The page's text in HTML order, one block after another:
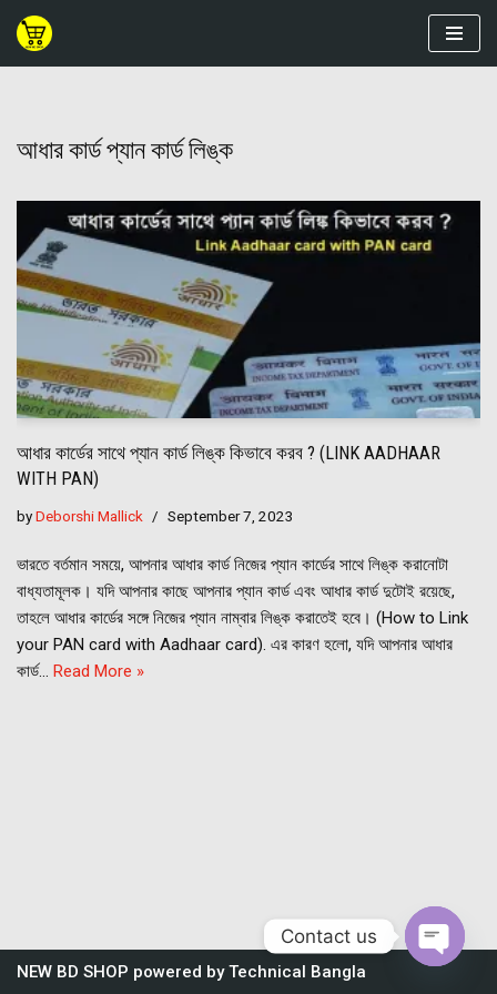
আধার কার্ড প্যান কার্ড লিঙ্ক
আধার কার্ডের সাথে প্যান কার্ড লিঙ্ক কিভাবে করব ? (LINK AADHAAR
WITH PAN)
byDeborshi Mallick September 7, 2023
ভারতে বর্তমান সময়ে, আপনার আধার কার্ড নিজের প্যান কার্ডের সাথে লিঙ্ক করানোটা
বাধ্যতামূলক। যদি আপনার কাছে আপনার প্যান কার্ড এবং আধার কার্ড দুটোই রয়েছে,
তাহলে আধার কার্ডের সঙ্গে নিজের প্যান নাম্বার লিঙ্ক করাতেই হবে। (How to Link
your PAN card with Aadhaar card). এর কারণ হলো, যদি আপনার আধার
কার্ড… Read More »
NEW BD SHOP powered byTechnical Bangla
Contact us